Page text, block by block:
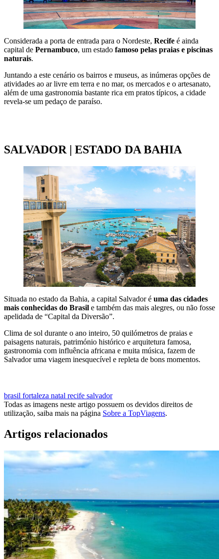
Considerada a porta de entrada para o Nordeste, Recife é ainda
capital de Pernambuco, um estado famoso pelas praias e piscinas
naturais.
Juntando a este cenário os bairros e museus, as inúmeras opções de
atividades ao ar livre em terra e no mar, os mercados e o artesanato,
além de uma gastronomia bastante rica em pratos típicos, a cidade
revela-se um pedaço de paraíso.
SALVADOR | ESTADO DA BAHIA
Situada no estado da Bahia, a capital Salvador é uma das cidades
mais conhecidas do Brasil e também das mais alegres, ou não fosse
apelidada de “Capital da Diversão”.
Clima de sol durante o ano inteiro, 50 quilómetros de praias e
paisagens naturais, património histórico e arquitetura famosa,
gastronomia com influência africana e muita música, fazem de
Salvador uma viagem inesquecível e repleta de bons momentos.
brasil fortaleza natal recife salvador
Todas as imagens neste artigo possuem os devidos direitos de
utilização, saiba mais na página Sobre a TopViagens.
Artigos relacionados